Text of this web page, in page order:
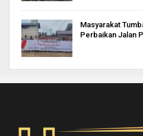
Masyarakat
Perbaikan Jalan